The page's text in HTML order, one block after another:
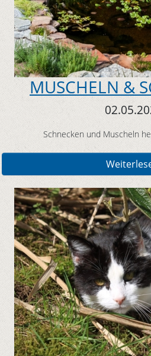
MUSCHELN &
Schnecken und Muscheln